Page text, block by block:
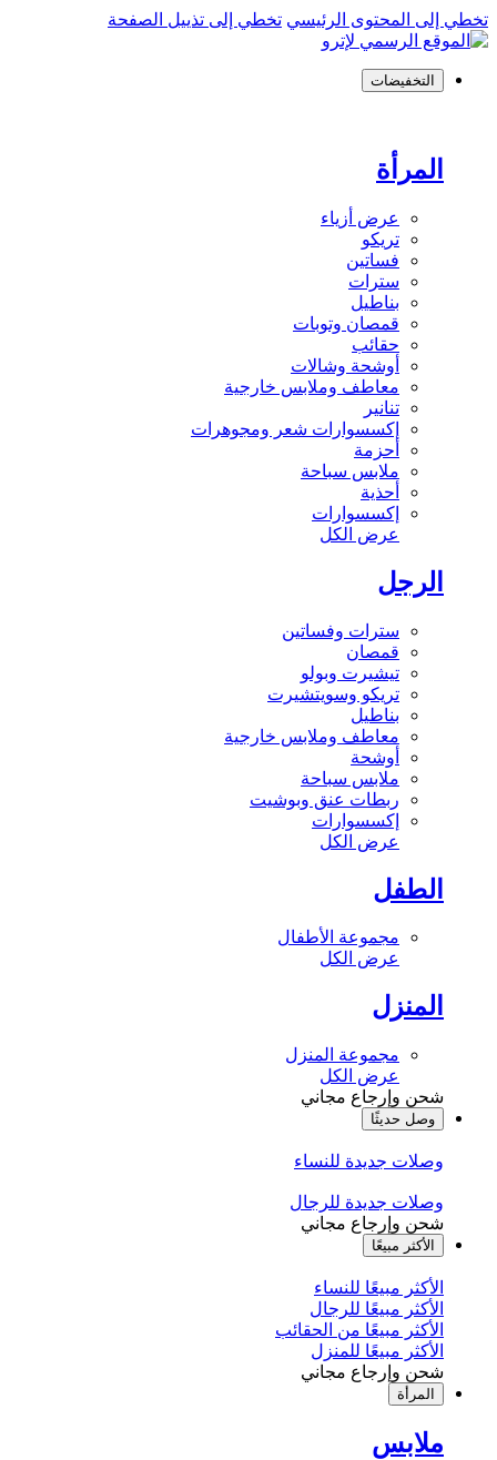
تخطي إلى المحتوى الرئيسي تخطي إلى تذييل الصفحة
التخفيضات
المرأة
عرض أزياء
تريكو
فساتين
سترات
بناطيل
قمصان وتوبات
حقائب
أوشحة وشالات
معاطف وملابس خارجية
تنانير
إكسسوارات شعر ومجوهرات
أحزمة
ملابس سباحة
أحذية
إكسسوارات
عرض الكل
الرجل
سترات وفساتين
قمصان
تيشيرت وبولو
تريكو وسويتشيرت
بناطيل
معاطف وملابس خارجية
أوشحة
ملابس سباحة
ربطات عنق وبوشيت
إكسسوارات
عرض الكل
الطفل
مجموعة الأطفال
عرض الكل
المنزل
مجموعة المنزل
عرض الكل
شحن وإرجاع مجاني
وصل حديثًا
وصلات جديدة للنساء
وصلات جديدة للرجال
شحن وإرجاع مجاني
الأكثر مبيعًا
الأكثر مبيعًا للنساء
الأكثر مبيعًا للرجال
الأكثر مبيعًا من الحقائب
الأكثر مبيعًا للمنزل
شحن وإرجاع مجاني
المرأة
ملابس